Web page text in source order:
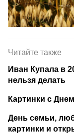
Читайте также
Иван Купала в
нельзя делать
Картинки с
День семьи,
картинки и